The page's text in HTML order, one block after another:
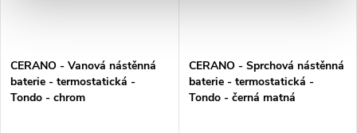
CERANO - Vanová nástěnná
baterie - termostatická -
Tondo - chrom
CERANO - Sprchová nástěnná
baterie - termostatická -
Tondo - černá matná